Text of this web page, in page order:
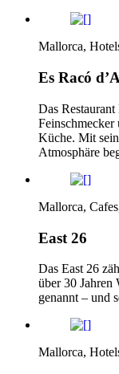
Mallorca,
Es Racó
Das
Küche. Mit
Atmosphäre
Mallorca,
East 26
Das East 26
über 30 Jahren
genannt – und
Mallorca,